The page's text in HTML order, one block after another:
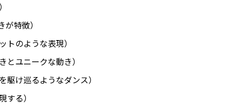
が特徴）
トのような表現）
とユニークな動き）
駆け巡るようなダンス）
する）